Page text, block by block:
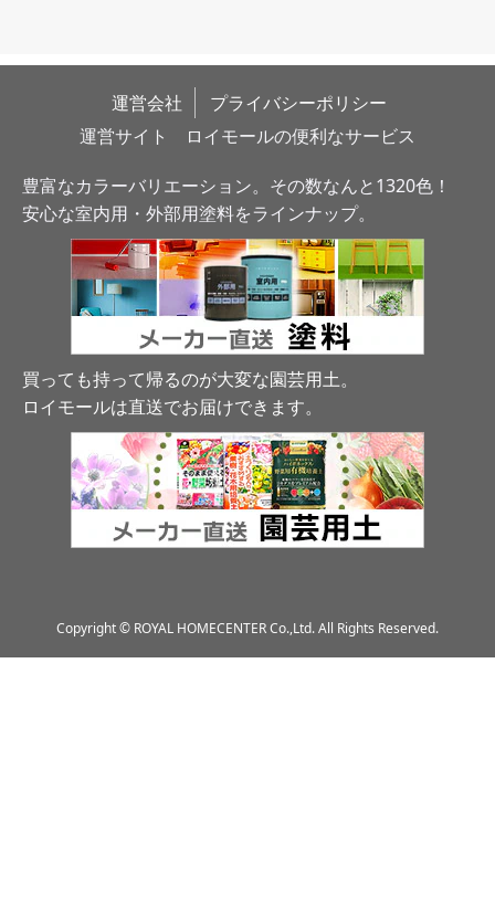
運営会社
プライバシーポリシー
運営サイト　ロイモールの便利なサービス
豊富なカラーバリエーション。その数なんと1320色！
安心な室内用・外部用塗料をラインナップ。
買っても持って帰るのが大変な園芸用土。
ロイモールは直送でお届けできます。
Copyright © ROYAL HOMECENTER Co.,Ltd. All Rights Reserved.